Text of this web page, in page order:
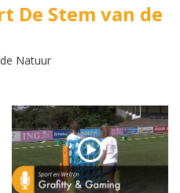
De Stem van de
Natuur